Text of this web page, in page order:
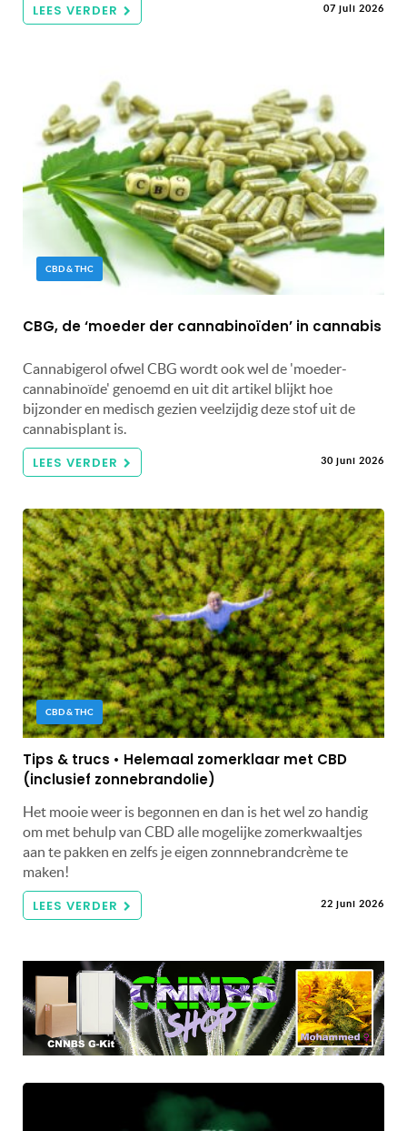
LEES VERDER 07 juli 2026
CBD & THC
CBG, de ‘moeder der cannabinoïden’ in cannabis
Cannabigerol ofwel CBG wordt ook wel de 'moeder-
cannabinoïde' genoemd en uit dit artikel blijkt hoe
bijzonder en medisch gezien veelzijdig deze stof uit de
cannabisplant is.
LEES VERDER 30 juni 2026
CBD & THC
Tips & trucs • Helemaal zomerklaar met CBD
(inclusief zonnebrandolie)
Het mooie weer is begonnen en dan is het wel zo handig
om met behulp van CBD alle mogelijke zomerkwaaltjes
aan te pakken en zelfs je eigen zonnnebrandcrème te
maken!
LEES VERDER 22 juni 2026